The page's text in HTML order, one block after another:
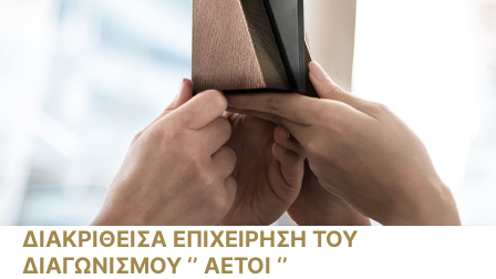
ΔΙΑΚΡΙΘΕΙΣΑ ΕΠΙΧΕΙΡΗΣΗ ΤΟΥ
ΔΙΑΓΩΝΙΣΜΟΥ ‘’ ΑΕΤΟΙ ‘’